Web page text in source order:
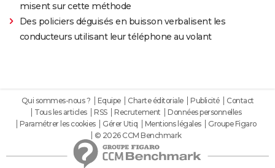
misent sur cette méthode
Des policiers déguisés en buisson verbalisent les
conducteurs utilisant leur téléphone au volant
Qui sommes-nous ? Equipe Charte éditoriale Publicité
Contact
Tous les articles
RSS Recrutement
Données personnelles
Paramétrer les cookies
Gérer Utiq Mentions légales
Groupe Figaro
© 2026 CCM Benchmark